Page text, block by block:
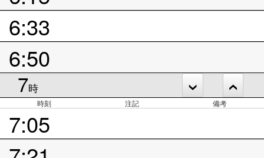
6:33
6:50
7時
時刻 注記 備考
7:05